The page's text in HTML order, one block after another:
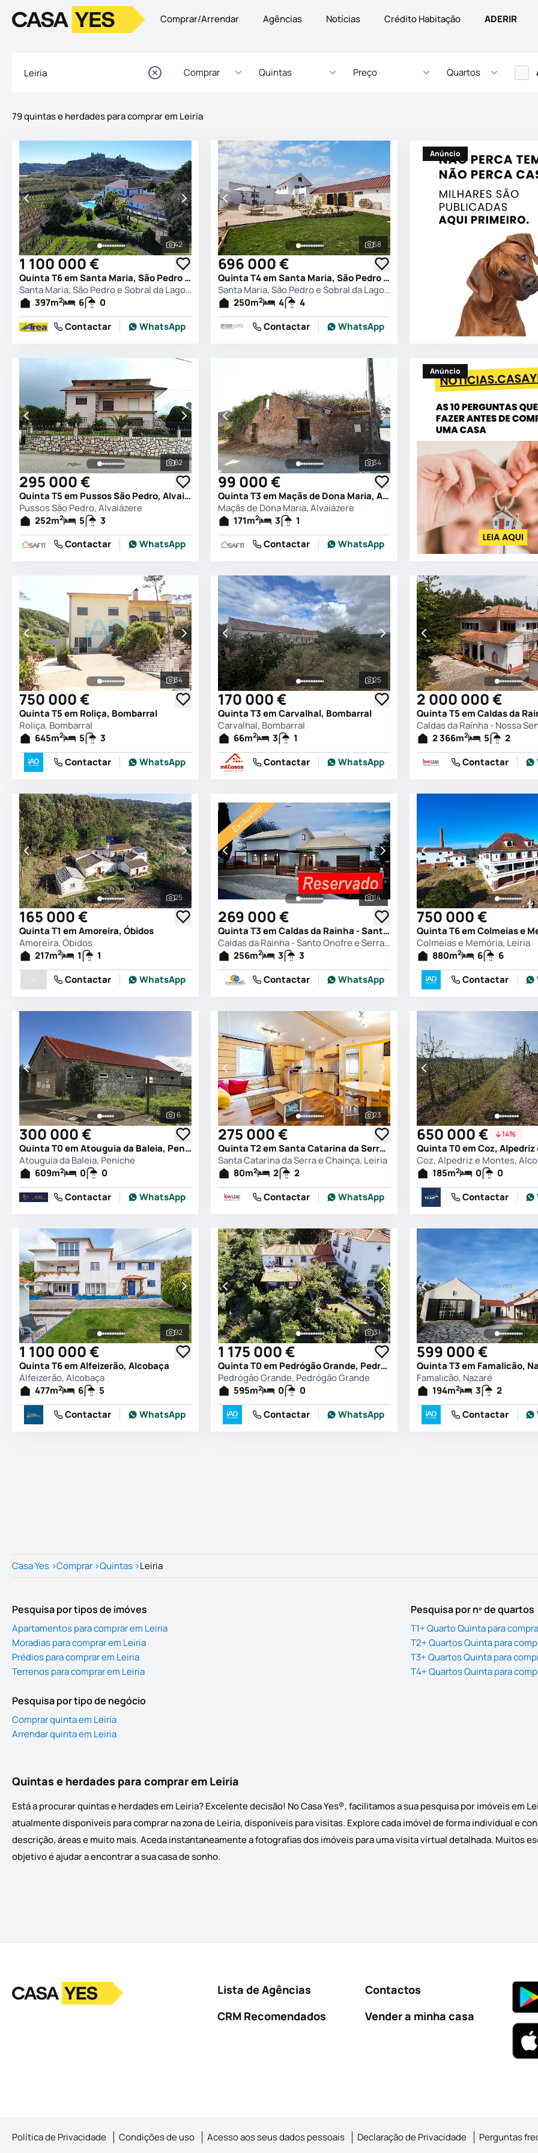
LogoIr para a homepage Comprar/Arrendar Agências Notícias Crédito Habitação ADERIR
Comprar Quintas Preço Quartos
79 quintas e herdades para comprar em Leiria
Ver todas as fotografias
42
1 100 000 €
Quinta T6 em Santa Maria, São Pedro e Sobral da Lagoa, Óbidos
Santa Maria, São Pedro e Sobral da Lagoa, Óbidos
397m2 6
0
Contactar
WhatsApp
Ver todas as fotografias
58
696 000 €
Quinta T4 em Santa Maria, São Pedro e Sobral da Lagoa, Óbidos
Santa Maria, São Pedro e Sobral da Lagoa, Óbidos
250m2 4
4
Contactar
WhatsApp
Anúncio
Ver todas as fotografias
62
295 000 €
Quinta T5 em Pussos São Pedro, Alvaiázere
Pussos São Pedro, Alvaiázere
252m2 5
3
Contactar
WhatsApp
Ver todas as fotografias
34
99 000 €
Quinta T3 em Maçãs de Dona Maria, Alvaiázere
Maçãs de Dona Maria, Alvaiázere
171m2 3
1
Contactar
WhatsApp
Anúncio
Ver todas as fotografias
34
750 000 €
Quinta T5 em Roliça, Bombarral
Roliça, Bombarral
645m2 5
3
Contactar
WhatsApp
Ver todas as fotografias
25
170 000 €
Quinta T3 em Carvalhal, Bombarral
Carvalhal, Bombarral
66m2 3
1
Contactar
WhatsApp
2 000 000 €
2 366m2 5
2
Contactar
Ver todas as fotografias
25
165 000 €
Quinta T1 em Amoreira, Óbidos
Amoreira, Óbidos
217m2 1
1
Contactar
WhatsApp
Ver todas as fotografias
14
269 000 €
Quinta T3 em Caldas da Rainha - Santo Onofre e Serra do Bouro, Caldas da Rainha
Caldas da Rainha - Santo Onofre e Serra do Bouro, Caldas da Rainha
256m2 3
3
Contactar
WhatsApp
750 000 €
Colmeias e Memória, Leiria
880m2 6
6
Contactar
Ver todas as fotografias
6
300 000 €
Quinta T0 em Atouguia da Baleia, Peniche
Atouguia da Baleia, Peniche
609m2 0
0
Contactar
WhatsApp
Ver todas as fotografias
23
275 000 €
Quinta T2 em Santa Catarina da Serra e Chainça, Leiria
Santa Catarina da Serra e Chainça, Leiria
80m2 2
2
Contactar
WhatsApp
650 000 € 14%
Coz, Alpedriz e Montes,
185m2 0
0
Contactar
Ver todas as fotografias
92
1 100 000 €
Quinta T6 em Alfeizerão, Alcobaça
Alfeizerão, Alcobaça
477m2 6
5
Contactar
WhatsApp
Ver todas as fotografias
31
1 175 000 €
Quinta T0 em Pedrógão Grande, Pedrógão Grande
Pedrógão Grande, Pedrógão Grande
595m2 0
0
Contactar
WhatsApp
599 000 €
Quinta T3 em Famalicão,
Famalicão, Nazaré
194m2 3
2
Contactar
Casa Yes >Comprar >Quintas >Leiria
Pesquisa por tipos de imóves
Apartamentos para comprar em Leiria
Moradias para comprar em Leiria
Prédios para comprar em Leiria
Terrenos para comprar em Leiria
Pesquisa por nº de quartos
T1+ Quarto Quinta para
T2+ Quartos Quinta para
T3+ Quartos Quinta para
T4+ Quartos Quinta para
Pesquisa por tipo de negócio
Comprar quinta em Leiria
Arrendar quinta em Leiria
Quintas e herdades para comprar em Leiria
Está a procurar quintas e herdades em Leiria? Excelente decisão! No Casa Yes®, facilitamos a sua pesquisa por imóveis em
atualmente disponíveis para comprar na zona de Leiria, disponíveis para visitas. Explore cada imóvel de forma individual e
descrição, áreas e muito mais. Aceda instantaneamente a fotografias dos imóveis para uma visita virtual detalhada. Muitos
objetivo é ajudar a encontrar a sua casa de sonho.
LogoIr para a homepage
Lista de Agências
CRM Recomendados
Contactos
Vender a minha casa
Política de Privacidade Condições de uso Acesso aos seus dados pessoais Declaração de Privacidade Perguntas